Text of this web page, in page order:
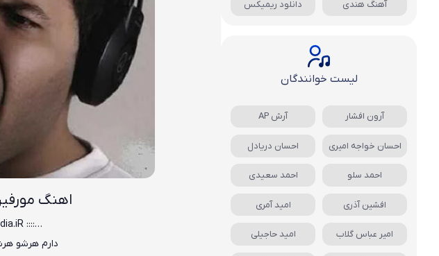
اهنگ
…:::: iR-media.iR ::::…
دارم هرشو
آهنگ هندی دانلود ریمیکس
لیست خوانندگان
آرون افشار آرش AP
احسان خواجه امیری احسان دریادل
احمد سلو احمد سعیدی
افشین آذری امید آمری
امیر عباس گلاب امید حاجیلی